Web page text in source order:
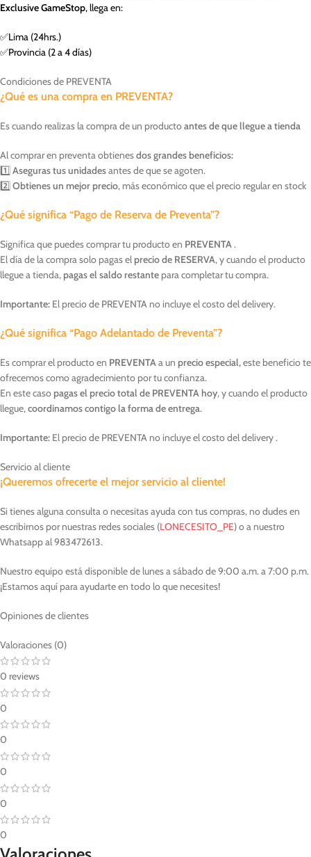
Exclusive GameStop, llega en:
✅Lima (24hrs.)
✅Provincia (2 a 4 días)
Condiciones de PREVENTA
¿Qué es una compra en PREVENTA?
Es cuando realizas la compra de un productoantes de que llegue a tienda
Al comprar en preventa obtienesdos grandes beneficios:
1️⃣ Aseguras tus unidadesantes de que se agoten.
2️⃣ Obtienes un mejor precio, más económico que el precio regular en stock
¿Qué significa “Pago de Reserva de Preventa”?
Significa que puedes comprar tu producto en PREVENTA.
El día de la compra solo pagas elprecio de RESERVA, y cuando el producto
llegue a tienda,pagas el saldo restante para completar tu compra.
Importante: El precio de PREVENTA no incluye el costo del delivery.
¿Qué significa “Pago Adelantado de Preventa”?
Es comprar el producto en PREVENTAa un precio especial,este beneficio te
ofrecemos como agradecimiento por tu confianza.
En este casopagas el precio total de PREVENTA hoy, y cuando el producto
llegue,coordinamos contigo la forma de entrega.
Importante: El precio de PREVENTA no incluye el costo del delivery .
Servicio al cliente
¡Queremos ofrecerte el mejor servicio al cliente!
Si tienes alguna consulta o necesitas ayuda con tus compras, no dudes en
escribirnos por nuestras redes sociales (LONECESITO_PE) o a nuestro
Whatsapp al 983472613.
Nuestro equipo está disponible de lunes a sábado de 9:00 a.m. a 7:00 p.m.
¡Estamos aquí para ayudarte en todo lo que necesites!
Opiniones de clientes
Valoraciones (0)
0 reviews
0
0
0
0
0